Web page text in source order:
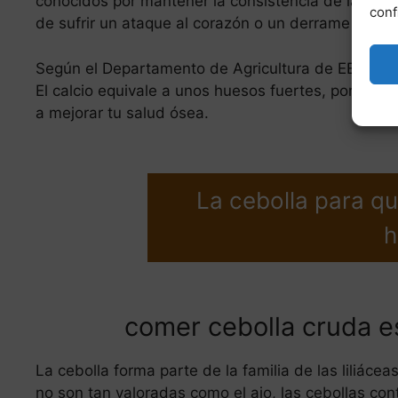
de sufrir un ataque al corazón o un derrame
Según el Departamento de Agricultura de EE.UU.
El calcio equivale a unos huesos fuertes, por lo
a mejorar tu salud ósea.
La cebolla para
comer cebolla cruda
La cebolla forma parte de la familia de las
no son tan valoradas como el ajo, las cebollas